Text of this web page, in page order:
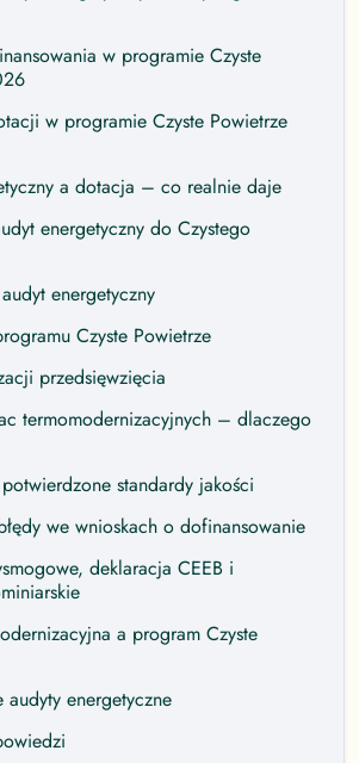
w programie Czyste
w programie Czyste Powietrze
a dotacja – co realnie daje
energetyczny do Czystego
energetyczny
Czyste Powietrze
przedsięwzięcia
termomodernizacyjnych – dlaczego
standardy jakości
we wnioskach o dofinansowanie
deklaracja CEEB i
a program Czyste
audyty energetyczne